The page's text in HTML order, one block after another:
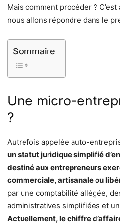
Mais comment procéder ?
nous allons répondre dans le
Sommaire
Une micro-
?
Autrefois appelée auto-
un statut juridique simplifié
destiné aux entrepreneurs
commerciale, artisanale ou
par une comptabilité allégée,
administratives simplifiées et
Actuellement, le chiffre